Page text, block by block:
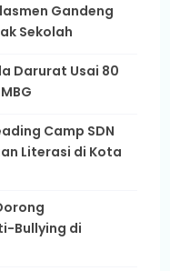
Gandeng
Sekolah
Darurat Usai 80
Camp SDN
Literasi di Kota
Bullying di